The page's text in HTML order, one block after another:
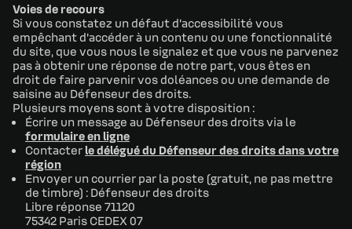
Voies de recours
Si vous constatez un défaut d’accessibilité vous
empêchant d’accéder à un contenu ou une fonctionnalité
du site, que vous nous le signalez et que vous ne parvenez
pas à obtenir une réponse de notre part, vous êtes en
droit de faire parvenir vos doléances ou une demande de
saisine au Défenseur des droits.
Plusieurs moyens sont à votre disposition :
Écrire un message au Défenseur des droits via le
formulaire en ligne
Contacterle délégué du Défenseur des droits dans votre
région
Envoyer un courrier par la poste (gratuit, ne pas mettre
de timbre) : Défenseur des droits
Libre réponse 71120
75342 Paris CEDEX 07